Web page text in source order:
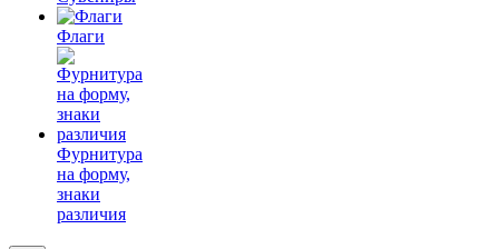
Флаги
Фурнитура
на форму,
знаки
различия